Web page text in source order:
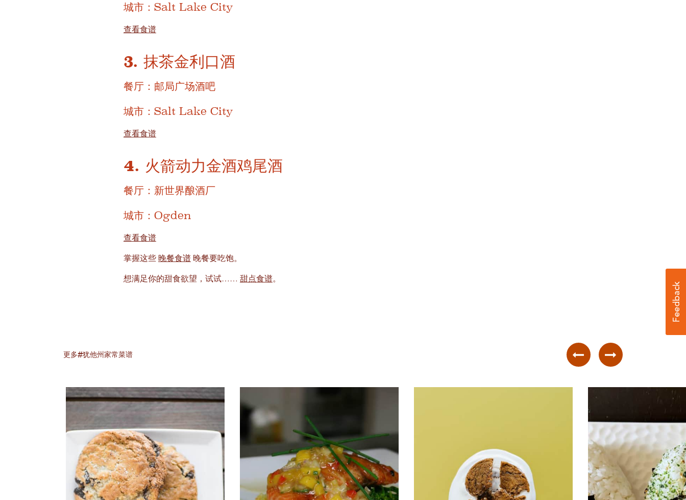
城市：Salt Lake City
查看食谱
3. 抹茶金利口酒
餐厅：邮局广场酒吧
城市：Salt Lake City
查看食谱
4. 火箭动力金酒鸡尾酒
餐厅：新世界酿酒厂
城市：Ogden
查看食谱
掌握这些 晚餐食谱晚餐要吃饱。
想满足你的甜食欲望，试试…… 甜点食谱。
更多#犹他州家常菜谱